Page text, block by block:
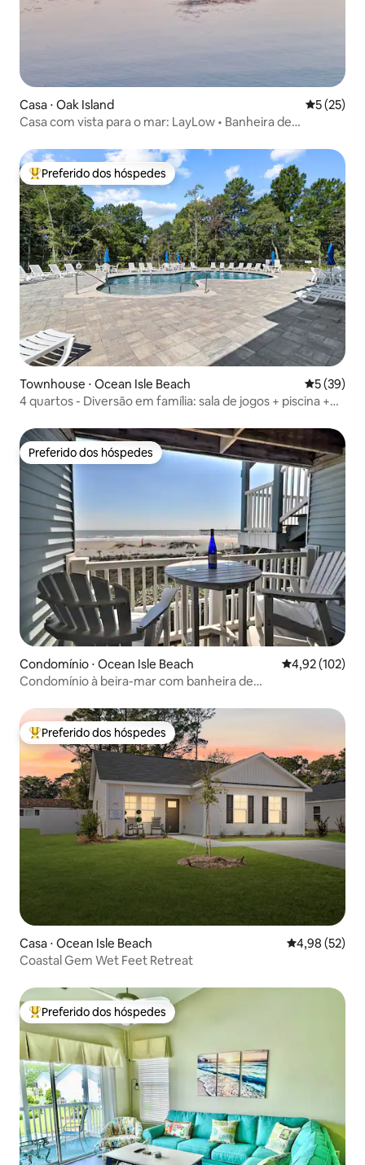
Casa ⋅ Oak Island 5 de uma
5 (25)
Casa com vista para o mar: LayLow • Banheira de
Entre os melhores preferidos dos hóspedes
Preferido dos hóspedes
Townhouse ⋅ Ocean Isle Beach 5 de uma
5 (39)
4 quartos - Diversão em família: sala de jogos + piscina +
Preferido dos hóspedes
Preferido dos hóspedes
Condomínio ⋅ Ocean Isle Beach 4,92 de uma
4,92 (102)
Condomínio à beira-mar com banheira de
Entre os melhores preferidos dos hóspedes
Preferido dos hóspedes
Casa ⋅ Ocean Isle Beach 4,98 de uma
4,98 (52)
Coastal Gem Wet Feet Retreat
Entre os melhores preferidos dos hóspedes
Preferido dos hóspedes